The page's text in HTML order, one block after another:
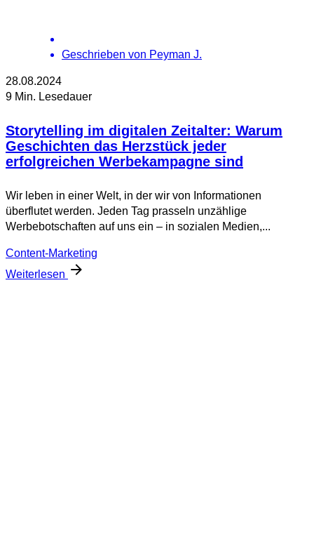
Geschrieben von Peyman J.
28.08.2024
9 Min. Lesedauer
Storytelling im digitalen Zeitalter: Warum
Geschichten das Herzstück jeder
erfolgreichen Werbekampagne sind
Wir leben in einer Welt, in der wir von Informationen
überflutet werden. Jeden Tag prasseln unzählige
Werbebotschaften auf uns ein – in sozialen Medien,...
Content-Marketing
Weiterlesen